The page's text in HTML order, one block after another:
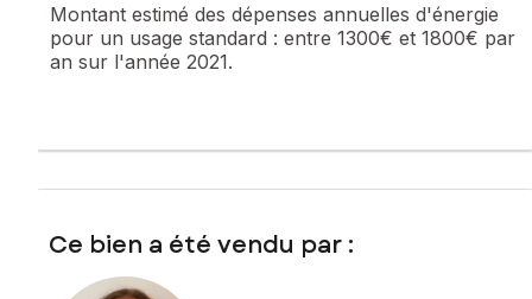
Montant estimé des dépenses annuelles d'énergie
pour un usage standard : entre 1300€ et 1800€ par
an sur l'année 2021.
Ce bien a été vendu par :